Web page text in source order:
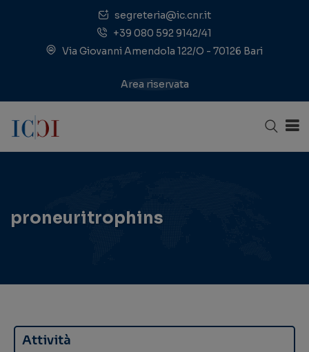
segreteria@ic.cnr.it
+39 080 592 9142/41
Via Giovanni Amendola 122/O - 70126 Bari
Area riservata
proneuritrophins
Attività